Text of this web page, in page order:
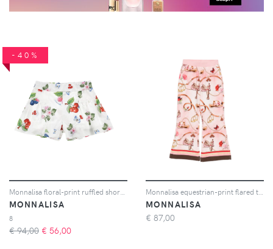
-40%
MONNALISA
8
€ 94,00 € 56,00
MONNALISA
€ 87,00